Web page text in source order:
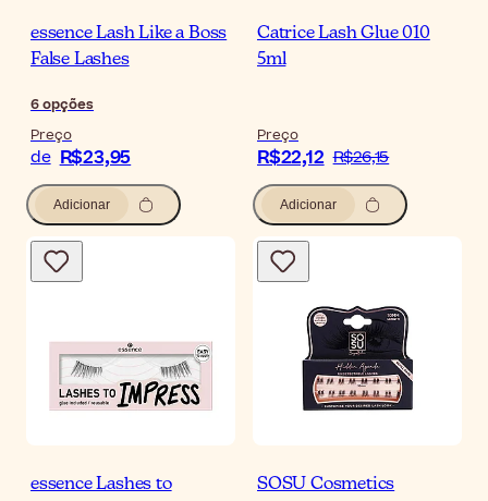
essence Lash Like a Boss
False Lashes
6opções
Preço
de R$23,95
Adicionar
Catrice Lash Glue 010
5ml
Preço
R$22,12 R$26,15
Adicionar
essence Lashes to
SOSU Cosmetics